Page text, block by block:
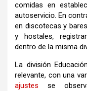
comidas en
autoservicio. En
en discotecas y
y hostales,
dentro de la misma
La división
relevante, con una
ajustes se